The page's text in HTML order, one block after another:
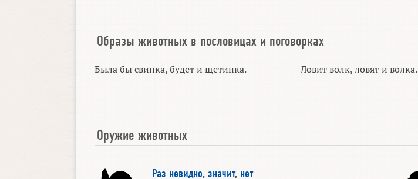
Образы животных в пословицах и поговорках
Была бы свинка, будет и щетинка. Ловит волк, ловят и волка.
Оружие животных
Раз невидно, значит, нет